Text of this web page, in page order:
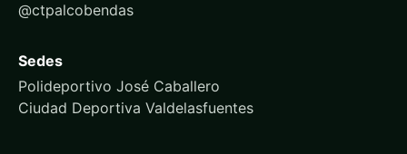
@ctpalcobendas
Sedes
Polideportivo José Caballero
Ciudad Deportiva Valdelasfuentes